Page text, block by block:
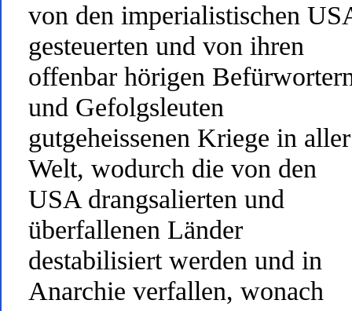
von den imperialistischen
gesteuerten und von ihren
offenbar hörigen
und Gefolgsleuten
gutgeheissenen Kriege in aller
Welt, wodurch die von den
USA drangsalierten und
überfallenen Länder
destabilisiert werden und in
Anarchie verfallen, wonach